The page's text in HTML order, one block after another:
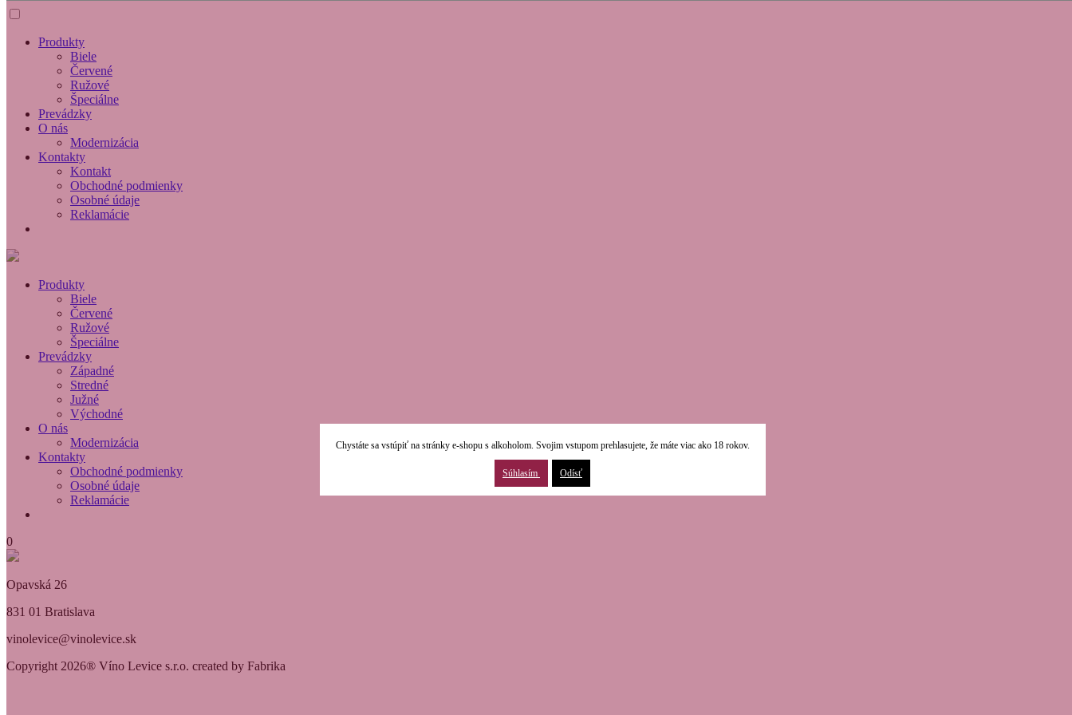
Produkty
Biele
Červené
Ružové
Špeciálne
Prevádzky
O nás
Modernizácia
Kontakty
Kontakt
Obchodné podmienky
Osobné údaje
Reklamácie
Produkty
Biele
Červené
Ružové
Špeciálne
Prevádzky
Západné
Stredné
Južné
Východné
O nás
Modernizácia
Kontakty
Obchodné podmienky
Osobné údaje
Reklamácie
0
Opavská 26
831 01 Bratislava
vinolevice@vinolevice.sk
Copyright 2026® Víno Levice s.r.o. created by Fabrika
Chystáte sa vstúpiť na stránky e-shopu s alkoholom. Svojim vstupom prehlasujete, že máte viac ako 18 rokov.
Súhlasím Odísť